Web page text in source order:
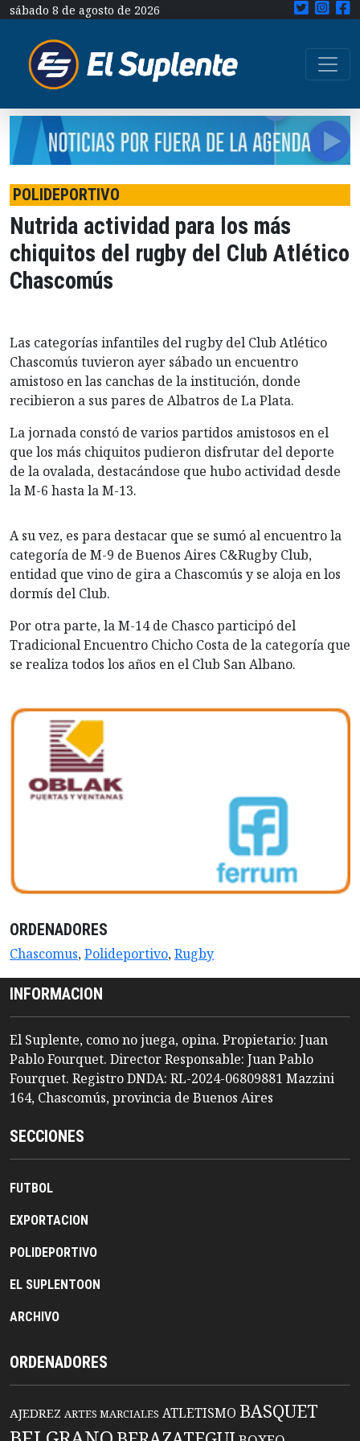
sábado 8 de agosto de 2026
POLIDEPORTIVO
Nutrida actividad para los más
chiquitos del rugby del Club Atlético
Chascomús
Las categorías infantiles del rugby del Club Atlético
Chascomús tuvieron ayer sábado un encuentro
amistoso en las canchas de la institución, donde
recibieron a sus pares de Albatros de La Plata.
La jornada constó de varios partidos amistosos en el
que los más chiquitos pudieron disfrutar del deporte
de la ovalada, destacándose que hubo actividad desde
la M-6 hasta la M-13.
A su vez, es para destacar que se sumó al encuentro la
categoría de M-9 de Buenos Aires C&Rugby Club,
entidad que vino de gira a Chascomús y se aloja en los
dormís del Club.
Por otra parte, la M-14 de Chasco participó del
Tradicional Encuentro Chicho Costa de la categoría que
se realiza todos los años en el Club San Albano.
ORDENADORES
Chascomus,Polideportivo,Rugby
INFORMACION
El Suplente, como no juega, opina. Propietario: Juan
Pablo Fourquet. Director Responsable: Juan Pablo
Fourquet. Registro DNDA: RL-2024-06809881 Mazzini
164, Chascomús, provincia de Buenos Aires
SECCIONES
FUTBOL
EXPORTACION
POLIDEPORTIVO
EL SUPLENTOON
ARCHIVO
ORDENADORES
AJEDREZ ARTES MARCIALES ATLETISMO BASQUET